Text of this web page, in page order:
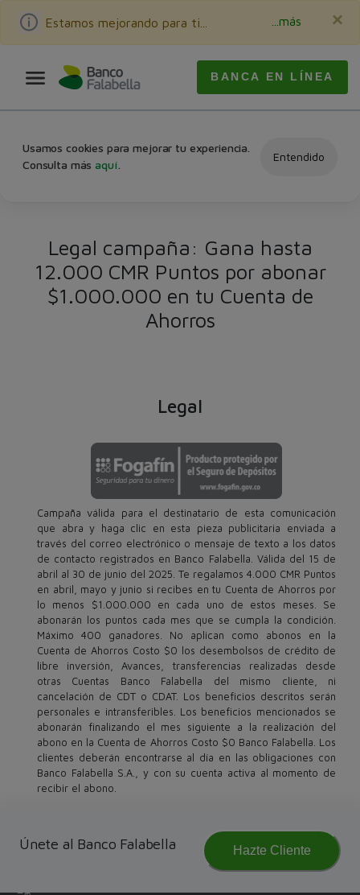
Estamos mejorando para ti... ...más ×
BANCA EN LÍNEA
Usamos cookies para mejorar tu experiencia.
Consulta másaquí
Entendido
Legal campaña: Gana hasta
12.000 CMR Puntos por abonar
$1.000.000 en tu Cuenta de
Ahorros
Legal
Campaña válida para el destinatario de esta comunicación
que abra y haga clic en esta pieza publicitaria enviada a
través del correo electrónico o mensaje de texto a los datos
de contacto registrados en Banco Falabella. Válida del 15 de
abril al 30 de junio del 2025. Te regalamos 4.000 CMR Puntos
en abril, mayo y junio si recibes en tu Cuenta de Ahorros por
lo menos $1.000.000 en cada uno de estos meses. Se
abonarán los puntos cada mes que se cumpla la condición.
Máximo 400 ganadores. No aplican como abonos en la
Cuenta de Ahorros Costo $0 los desembolsos de crédito de
libre inversión, Avances, transferencias realizadas desde
otras Cuentas Banco Falabella del mismo cliente, ni
cancelación de CDT o CDAT. Los beneficios descritos serán
personales e intransferibles. Los beneficios mencionados se
abonarán finalizando el mes siguiente a la realización del
abono en la Cuenta de Ahorros Costo $0 Banco Falabella. Los
clientes deberán encontrarse al día en las obligaciones con
Banco Falabella S.A., y con su cuenta activa al momento de
recibir el abono.
Únete al Banco Falabella Hazte Cliente